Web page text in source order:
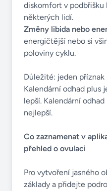
diskomfort v
některých lidí.
Změny libida nebo
energičtější nebo si
poloviny cyklu.
Důležité: jeden
Kalendární odhad plus
lepší. Kalendární
nejlepší.
Co zaznamenat v
přehled o ovulaci
Pro vytvoření jasného
základy a přidejte